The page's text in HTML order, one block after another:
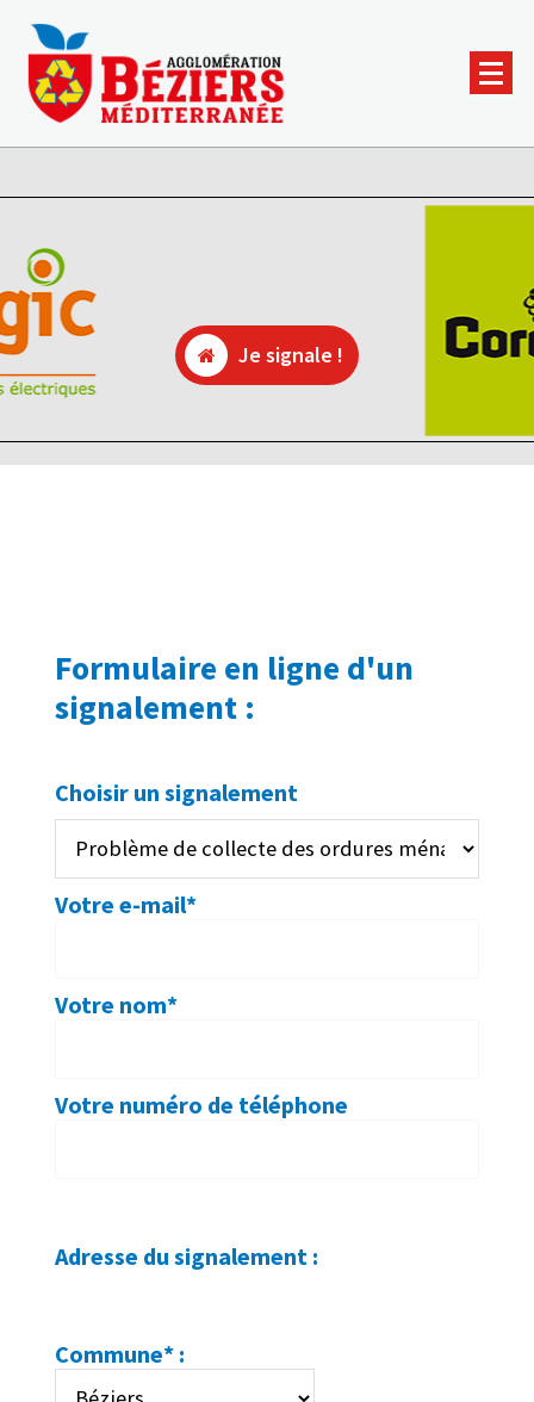
Je signale !
Formulaire en ligne d'un
signalement :
Choisir un signalement
Votre e-mail*
Votre nom*
Votre numéro de téléphone
Adresse du signalement :
Commune* :